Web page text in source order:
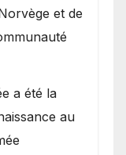
et de
a été la
au